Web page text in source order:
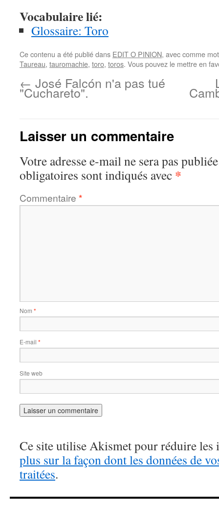
Vocabulaire lié:
Glossaire: Toro
Ce contenu a été publié dans EDIT O PINION, avec comme
Taureau, tauromachie, toro, toros. Vous pouvez le mettre en
← José Falcón n'a pas tué
"Cuchareto".
Laisser un commentaire
Votre adresse e-mail ne sera pas
obligatoires sont indiqués avec *
Commentaire *
Nom *
E-mail *
Site web
Ce site utilise Akismet pour réduire les
plus sur la façon dont les données de
traitées.